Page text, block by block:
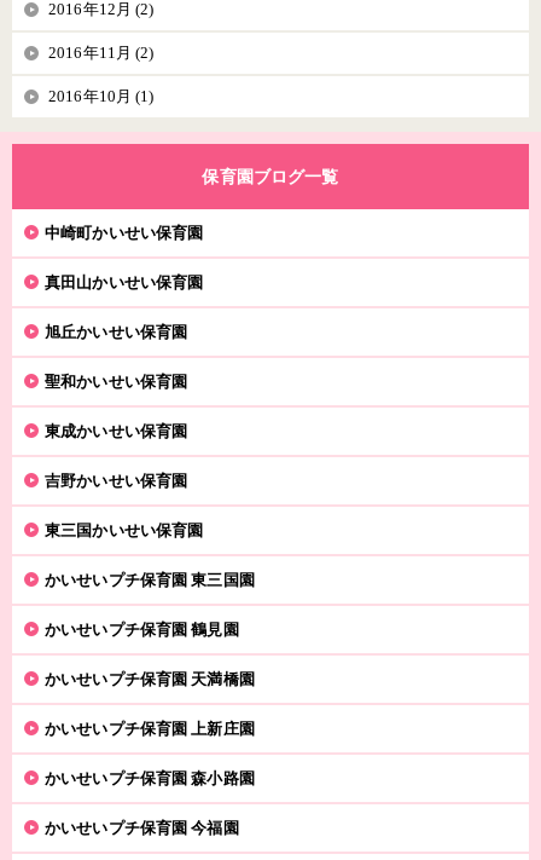
2016年12月 (2)
2016年11月 (2)
2016年10月 (1)
保育園ブログ一覧
中崎町かいせい保育園
真田山かいせい保育園
旭丘かいせい保育園
聖和かいせい保育園
東成かいせい保育園
吉野かいせい保育園
東三国かいせい保育園
かいせいプチ保育園 東三国園
かいせいプチ保育園 鶴見園
かいせいプチ保育園 天満橋園
かいせいプチ保育園 上新庄園
かいせいプチ保育園 森小路園
かいせいプチ保育園 今福園